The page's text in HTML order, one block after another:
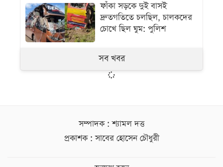
ফাঁকা সড়কে দুই বাসই
দ্রুতগতিতে চলছিল, চালকদের
চোখে ছিল ঘুম: পুলিশ
সব খবর
সম্পাদক : শ্যামল দত্ত
প্রকাশক : সাবের হোসেন চৌধুরী